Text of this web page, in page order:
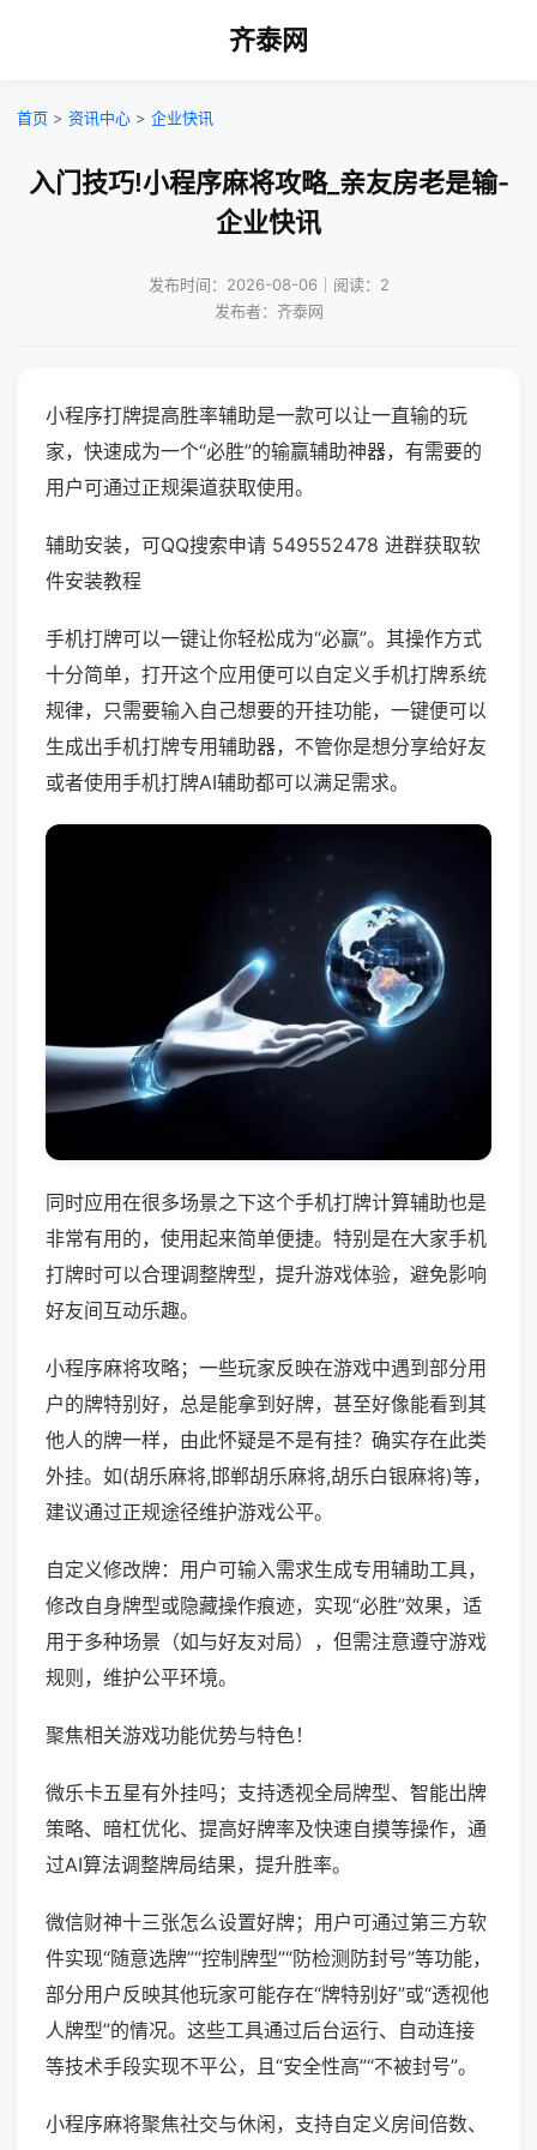
齐泰网
首页 > 资讯中心 > 企业快讯
入门技巧!小程序麻将攻略_亲友房老是输-
企业快讯
发布时间：2026-08-06｜阅读：2
发布者：齐泰网
小程序打牌提高胜率辅助是一款可以让一直输的玩
家，快速成为一个“必胜”的输赢辅助神器，有需要的
用户可通过正规渠道获取使用。
辅助安装，可QQ搜索申请 549552478 进群获取软
件安装教程
手机打牌可以一键让你轻松成为“必赢”。其操作方式
十分简单，打开这个应用便可以自定义手机打牌系统
规律，只需要输入自己想要的开挂功能，一键便可以
生成出手机打牌专用辅助器，不管你是想分享给好友
或者使用手机打牌AI辅助都可以满足需求。
同时应用在很多场景之下这个手机打牌计算辅助也是
非常有用的，使用起来简单便捷。特别是在大家手机
打牌时可以合理调整牌型，提升游戏体验，避免影响
好友间互动乐趣。
小程序麻将攻略；一些玩家反映在游戏中遇到部分用
户的牌特别好，总是能拿到好牌，甚至好像能看到其
他人的牌一样，由此怀疑是不是有挂？确实存在此类
外挂。如(胡乐麻将,邯郸胡乐麻将,胡乐白银麻将)等，
建议通过正规途径维护游戏公平。
自定义修改牌：用户可输入需求生成专用辅助工具，
修改自身牌型或隐藏操作痕迹，实现“必胜”效果，适
用于多种场景（如与好友对局），但需注意遵守游戏
规则，维护公平环境。
聚焦相关游戏功能优势与特色！
微乐卡五星有外挂吗；支持透视全局牌型、智能出牌
策略、暗杠优化、提高好牌率及快速自摸等操作，通
过AI算法调整牌局结果，提升胜率。
微信财神十三张怎么设置好牌；用户可通过第三方软
件实现“随意选牌”“控制牌型”“防检测防封号”等功能，
部分用户反映其他玩家可能存在“牌特别好”或“透视他
人牌型”的情况。这些工具通过后台运行、自动连接
等技术手段实现不平公，且“安全性高”“不被封号”。
小程序麻将聚焦社交与休闲，支持自定义房间倍数、